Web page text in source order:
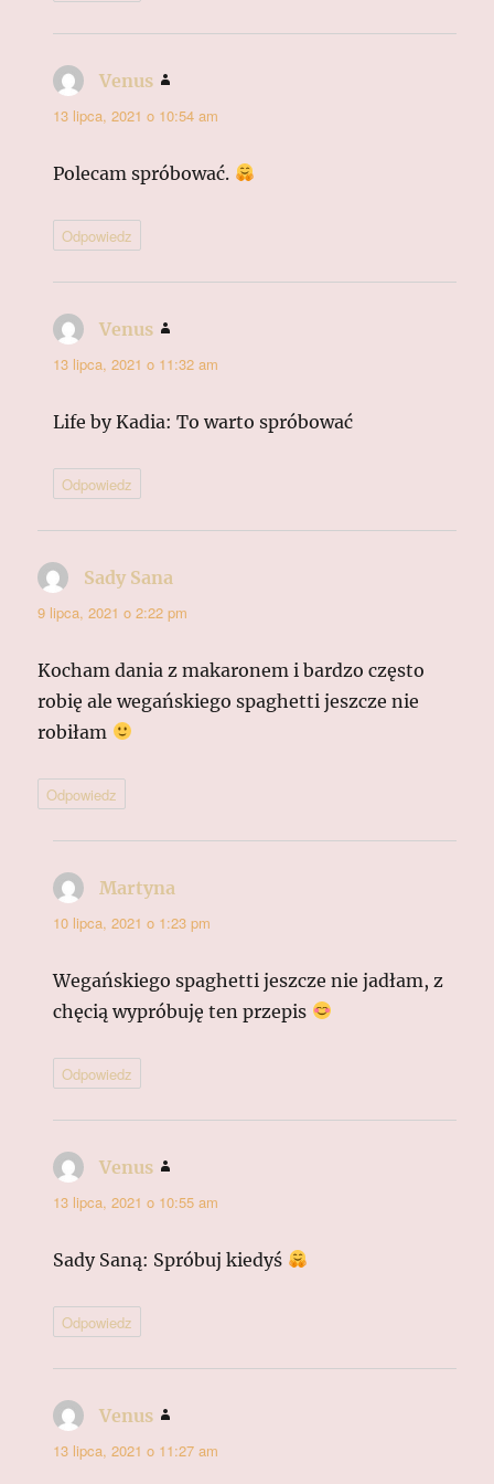
Venus
13 lipca, 2021 o 10:54 am
Polecam spróbować.
Odpowiedz
Venus
13 lipca, 2021 o 11:32 am
Life by Kadia: To warto spróbować
Odpowiedz
Sady Sana
9 lipca, 2021 o 2:22 pm
Kocham dania z makaronem i bardzo często
robię ale wegańskiego spaghetti jeszcze nie
robiłam
Odpowiedz
Martyna
10 lipca, 2021 o 1:23 pm
Wegańskiego spaghetti jeszcze nie jadłam, z
chęcią wypróbuję ten przepis
Odpowiedz
Venus
13 lipca, 2021 o 10:55 am
Sady Saną: Spróbuj kiedyś
Odpowiedz
Venus
13 lipca, 2021 o 11:27 am